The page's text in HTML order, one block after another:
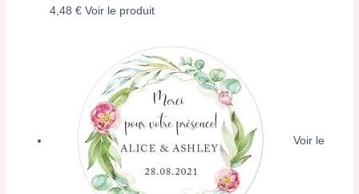
4,48€ Voir le produit
Voir le